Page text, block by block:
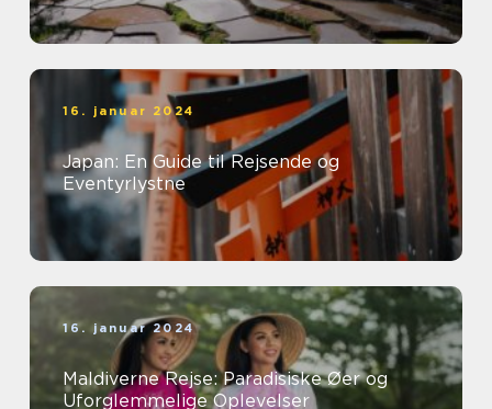
16. januar 2024
Japan: En Guide til Rejsende og
Eventyrlystne
16. januar 2024
Maldiverne Rejse: Paradisiske Øer og
Uforglemmelige Oplevelser